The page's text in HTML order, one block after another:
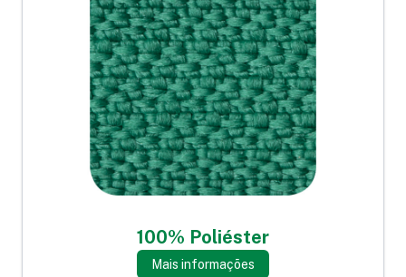
100% Poliéster
Mais informações